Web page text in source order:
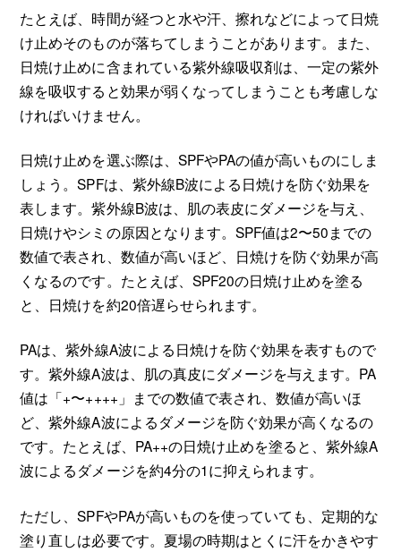
たとえば、時間が経つと水や汗、擦れなどによって日焼
け止めそのものが落ちてしまうことがあります。また、
日焼け止めに含まれている紫外線吸収剤は、一定の紫外
線を吸収すると効果が弱くなってしまうことも考慮しな
ければいけません。
日焼け止めを選ぶ際は、SPFやPAの値が高いものにしま
しょう。SPFは、紫外線B波による日焼けを防ぐ効果を
表します。紫外線B波は、肌の表皮にダメージを与え、
日焼けやシミの原因となります。SPF値は2〜50までの
数値で表され、数値が高いほど、日焼けを防ぐ効果が高
くなるのです。たとえば、SPF20の日焼け止めを塗る
と、日焼けを約20倍遅らせられます。
PAは、紫外線A波による日焼けを防ぐ効果を表すもので
す。紫外線A波は、肌の真皮にダメージを与えます。PA
値は「+〜++++」までの数値で表され、数値が高いほ
ど、紫外線A波によるダメージを防ぐ効果が高くなるの
です。たとえば、PA++の日焼け止めを塗ると、紫外線A
波によるダメージを約4分の1に抑えられます。
ただし、SPFやPAが高いものを使っていても、定期的な
塗り直しは必要です。夏場の時期はとくに汗をかきやす